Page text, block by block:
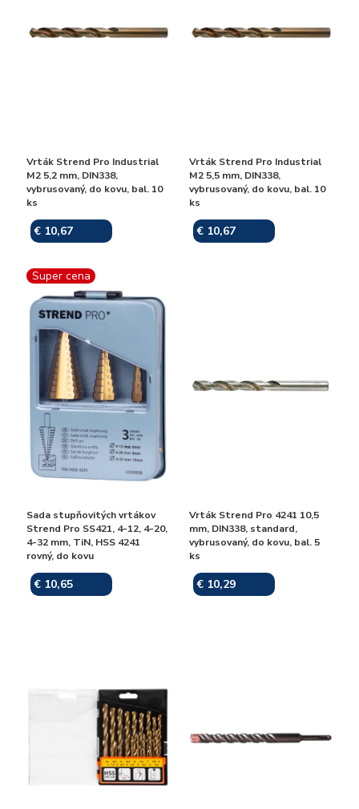
Vrták Strend Pro Industrial
M2 5,2 mm, DIN338,
vybrusovaný, do kovu, bal. 10
ks
€ 10,67
Vrták Strend Pro Industrial
M2 5,5 mm, DIN338,
vybrusovaný, do kovu, bal. 10
ks
€ 10,67
Super cena
Sada stupňovitých vrtákov
Strend Pro SS421, 4-12, 4-20,
4-32 mm, TiN, HSS 4241
rovný, do kovu
€ 10,65
Vrták Strend Pro 4241 10,5
mm, DIN338, standard,
vybrusovaný, do kovu, bal. 5
ks
€ 10,29